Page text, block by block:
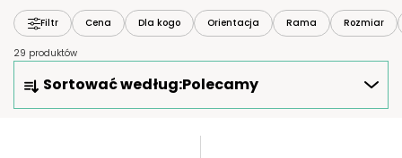
Filtr Cena Dla kogo Orientacja Rama Rozmiar
29 produktów
O
R
Sortować według:Polecamy